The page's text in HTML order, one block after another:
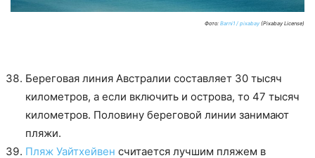
Фото: Barni1 / pixabay (Pixabay License)
Береговая линия Австралии составляет 30 тысяч
километров, а если включить и острова, то 47 тысяч
километров. Половину береговой линии занимают
пляжи.
Пляж Уайтхейвен считается лучшим пляжем в